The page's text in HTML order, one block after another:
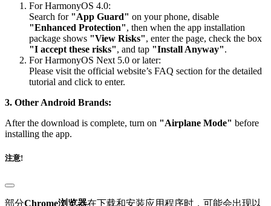
For HarmonyOS 4.0:
Search for "App Guard" on your phone, disable
"Enhanced Protection", then when the app installation
package shows "View Risks", enter the page, check the box
"I accept these risks", and tap "Install Anyway".
For HarmonyOS Next 5.0 or later:
Please visit the official website’s FAQ section for the detailed
tutorial and click to enter.
3. Other Android Brands:
After the download is complete, turn on "Airplane Mode" before
installing the app.
注意!
部分Chrome浏览器在下载和安装应用程序时，可能会出现以